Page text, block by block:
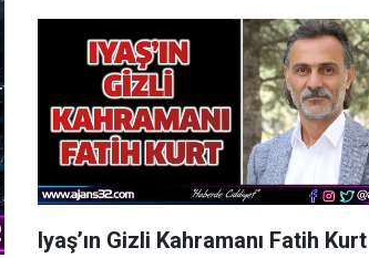
Iyaş’ın Gizli Kahramanı Fatih Kurt